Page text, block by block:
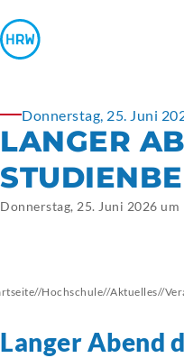
Donnerstag, 25. Juni
LANGER
Donnerstag, 25. Juni 2026 um
//Hochschule//Aktuelles//
Langer Abend